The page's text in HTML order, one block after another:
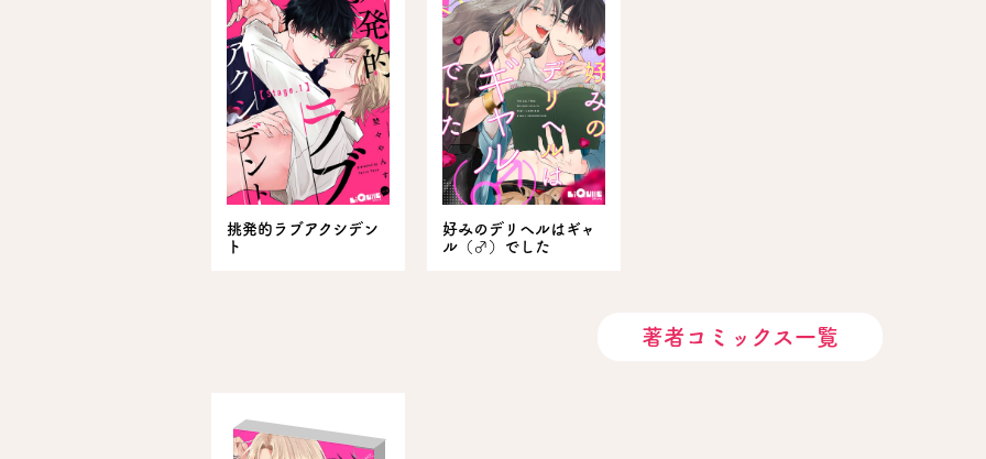
挑発的ラブアクシデン
ト
好みのデリヘルはギャ
ル（♂）でした
著者コミックス一覧